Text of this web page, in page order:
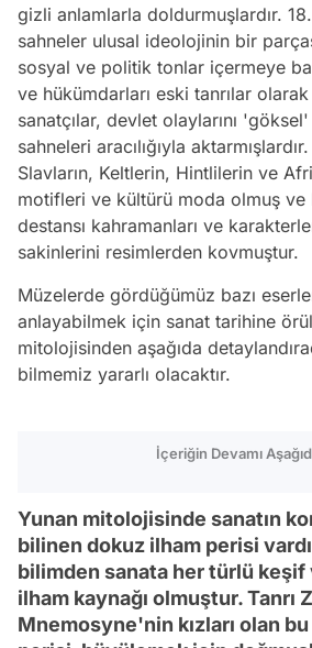
gizli anlamlarla doldurmuşlardır.
sahneler ulusal ideolojinin bir
sosyal ve politik tonlar içermeye
ve hükümdarları eski tanrılar
sanatçılar, devlet olaylarını
sahneleri aracılığıyla
Slavların, Keltlerin, Hintlilerin ve
motifleri ve kültürü moda olmuş ve
destansı kahramanları ve
sakinlerini resimlerden kovmuştur.
Müzelerde gördüğümüz bazı
anlayabilmek için sanat tarihine
mitolojisinden aşağıda
bilmemiz yararlı olacaktır.
İçeriğin Devamı
Yunan mitolojisinde sanatın
bilinen dokuz ilham perisi
bilimden sanata her türlü keşif
ilham kaynağı olmuştur. Tanrı
Mnemosyne'nin kızları olan